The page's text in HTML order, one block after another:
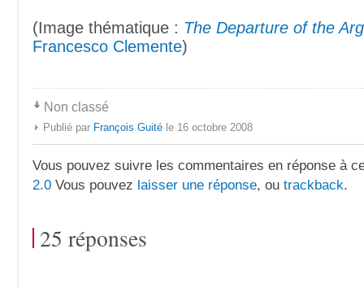
(Image thématique : The Departure of the
Francesco Clemente)
Non classé
Publié par François Guité le 16 octobre 2008
Vous pouvez suivre les commentaires en réponse à
2.0 Vous pouvez laisser une réponse, ou trackback.
25 réponses